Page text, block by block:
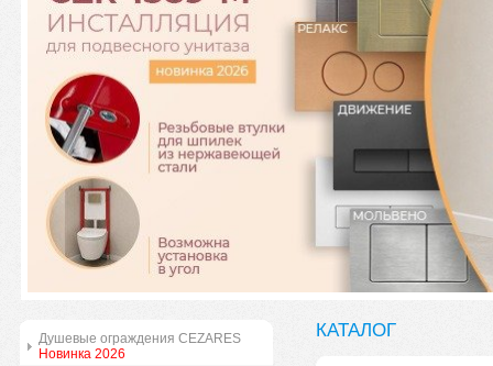
Душевые ограждения CEZARES
Новинка 2026
КАТАЛОГ